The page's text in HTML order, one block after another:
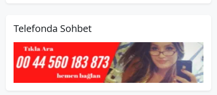
Telefonda Sohbet